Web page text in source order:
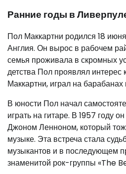
Ранние годы в
Пол Маккартни родился 18
Англия. Он вырос в рабочем
семья проживала в скромных
детства Пол проявлял интерес
Маккартни, играл на барабанах
В юности Пол начал
играть на гитаре. В 1957 году
Джоном Ленноном, который
музыке. Эта встреча стала
музыкантов и в последующем
знаменитой рок-группы «The